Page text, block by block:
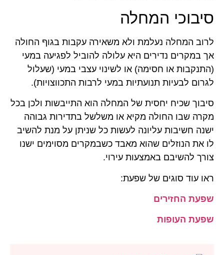
סיבוכי המחלה
לרוב המחלה נעלמת ולא משאירה עקבות בגוף החולה
אך במקרים נדירים היא עלולה להוביל לפגיעה במעי
(התנקבות או חסימה) או לשינוי עצבי במעי (שעלול
לגרום לבעיות תנועתיות במעי לרבות התכווצויות).
סיבוך שכיח יחסית של המחלה הוא התייבשות ולכן בכל
מקרה שבו החולה מקיא או משלשל בתדירות גבוהה
ישנה חשיבות עליונה לעשות כל שניתן על מנת להשיב
לו את הנוזלים שהוא מאבד כשבמקרים מסוימים ישנו
צורך להשיבם באמצעות עירוי.
ראו עוד סוגים של שפעת:
שפעת החזירים
שפעת העופות